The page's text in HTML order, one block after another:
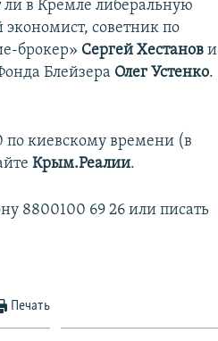
в Кремле либеральную
экономист, советник по
брокер» Сергей Хестанов и
Блейзера Олег Устенко.
по киевскому времени (в
Крым.Реалии.
8800100 69 26 или писать
Печать